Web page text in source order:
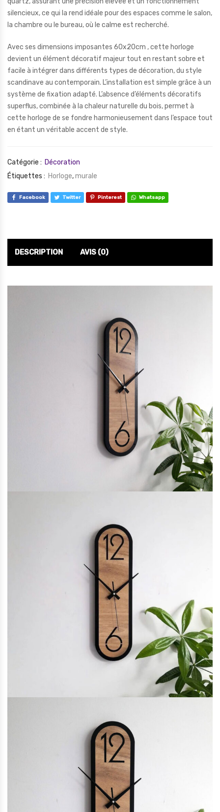
silencieux, ce qui la rend idéale pour des espaces comme le salon,
la chambre ou le bureau, où le calme est recherché.
Avec ses dimensions imposantes 60x20cm , cette horloge
devient un élément décoratif majeur tout en restant sobre et
facile à intégrer dans différents types de décoration, du style
scandinave au contemporain. L’installation est simple grâce à un
système de fixation adapté. L’absence d’éléments décoratifs
superflus, combinée à la chaleur naturelle du bois, permet à
cette horloge de se fondre harmonieusement dans l’espace tout
en étant un véritable accent de style.
Catégorie : Décoration
Étiquettes : Horloge,murale
Facebook Twitter Pinterest Whatsapp
DESCRIPTION AVIS (0)